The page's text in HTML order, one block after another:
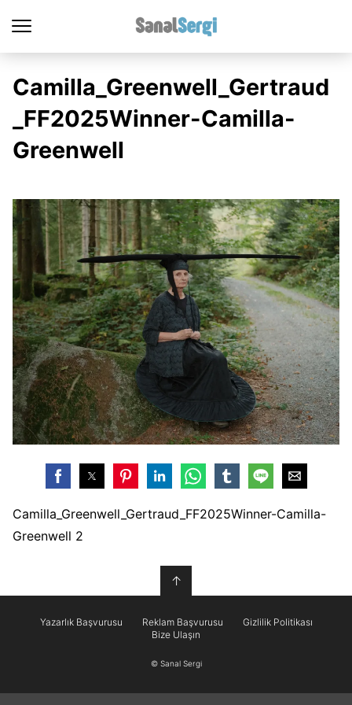
Camilla_Greenwell_Gertraud
_FF2025Winner-Camilla-
Greenwell
Camilla_Greenwell_Gertraud_FF2025Winner-Camilla-
Greenwell 2
↑
Yazarlık Başvurusu Reklam Başvurusu
Gizlilik Politikası
Bize Ulaşın
© Sanal Sergi